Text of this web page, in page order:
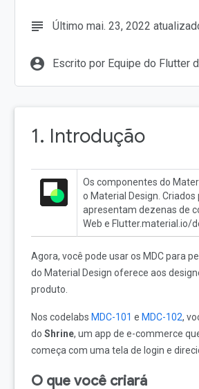
subject Último mai. 23, 2022
account_circle Escrito por Equipe do Flutter
1. Introdução
Os componentes do
o Material Design.
apresentam dezenas de
Web e Flutter.material.io/
Agora, você pode usar os MDC para
do Material Design oferece aos
produto.
Nos codelabs MDC-101 e MDC-102,
do Shrine, um app de e-commerce
começa com uma tela de login e
O que você criará